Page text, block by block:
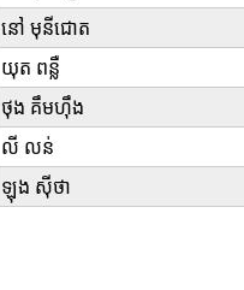
នៅ​ មុនីជោត
យុត ពន្លឺ
ថុង​ គឹមហ៊ឹង
លី លន់
ឡុង ស៊ីថា